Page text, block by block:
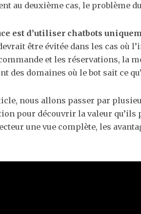
au deuxième cas, le problème
est d’utiliser chatbots
être évitée dans les cas où
et les réservations, la
des domaines où le bot sait ce
nous allons passer par
pour découvrir la valeur qu’ils
une vue complète, les